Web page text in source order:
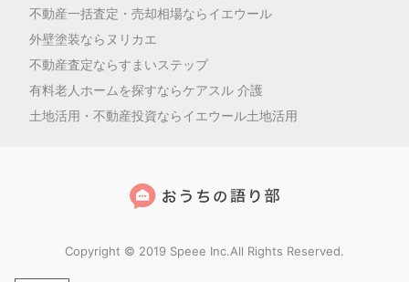
不動産一括査定・売却相場ならイエウール
外壁塗装ならヌリカエ
不動産査定ならすまいステップ
有料老人ホームを探すならケアスル 介護
土地活用・不動産投資ならイエウール土地活用
Copyright © 2019 Speee Inc.All Rights Reserved.